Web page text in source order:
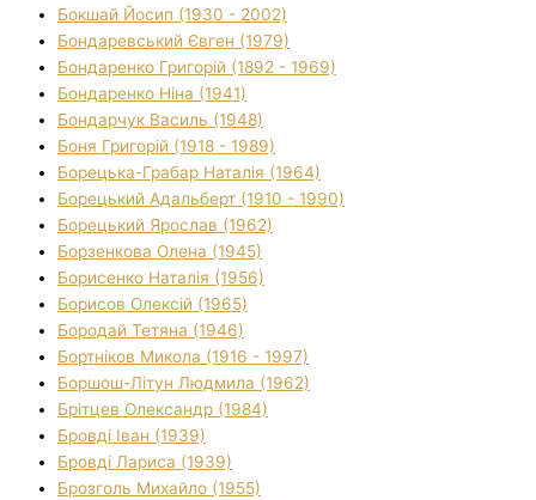
Бокшай Йосип (1930 - 2002)
Бондаревський Євген (1979)
Бондаренко Григорій (1892 - 1969)
Бондаренко Ніна (1941)
Бондарчук Василь (1948)
Боня Григорій (1918 - 1989)
Борецька-Грабар Наталія (1964)
Борецький Адальберт (1910 - 1990)
Борецький Ярослав (1962)
Борзенкова Олена (1945)
Борисенко Наталія (1956)
Борисов Олексій (1965)
Бородай Тетяна (1946)
Бортніков Микола (1916 - 1997)
Боршош-Літун Людмила (1962)
Брітцев Олександр (1984)
Бровді Іван (1939)
Бровді Лариса (1939)
Брозголь Михайло (1955)